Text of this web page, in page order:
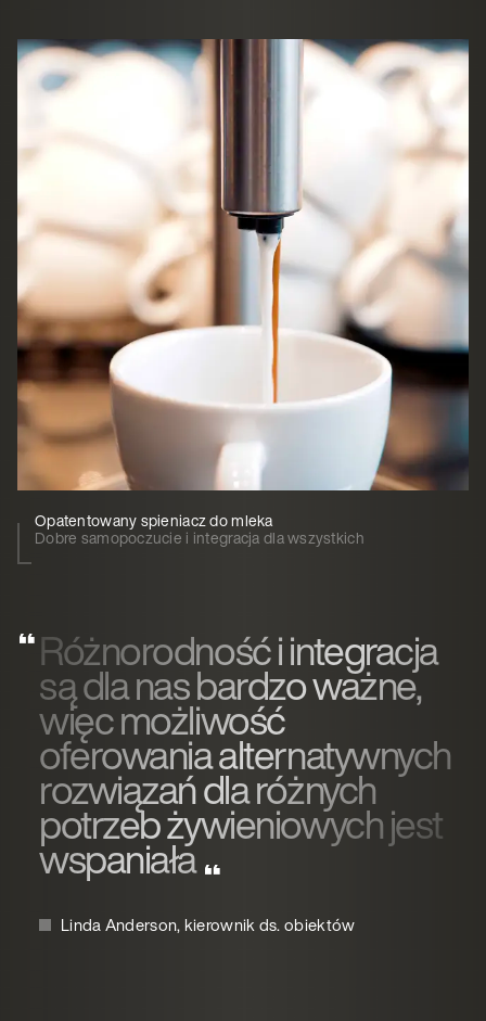
Opatentowany spieniacz do mleka
Dobre samopoczucie i integracja dla wszystkich
Różnorodność i integracja
są dla nas bardzo ważne,
więc możliwość
oferowania alternatywnych
rozwiązań dla różnych
potrzeb żywieniowych jest
wspaniała
Linda Anderson, kierownik ds. obiektów